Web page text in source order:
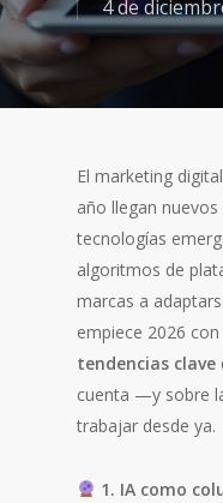
4 de
El marketing
año llegan
tecnologías
algoritmos de
marcas a
empiece 2026
tendencias clave
cuenta —y sobre
trabajar desde ya.
1. IA como